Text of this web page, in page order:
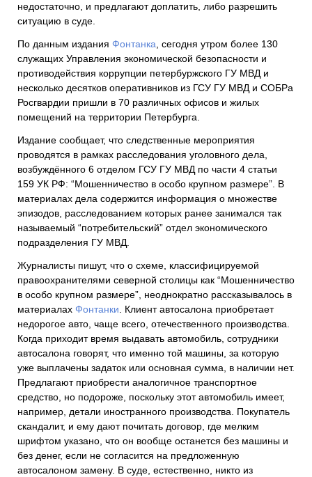
недостаточно, и предлагают доплатить, либо разрешить
ситуацию в суде.
По данным издания Фонтанка, сегодня утром более 130
служащих Управления экономической безопасности и
противодействия коррупции петербуржского ГУ МВД и
несколько десятков оперативников из ГСУ ГУ МВД и СОБРа
Росгвардии пришли в 70 различных офисов и жилых
помещений на территории Петербурга.
Издание сообщает, что следственные мероприятия
проводятся в рамках расследования уголовного дела,
возбуждённого 6 отделом ГСУ ГУ МВД по части 4 статьи
159 УК РФ: “Мошенничество в особо крупном размере”. В
материалах дела содержится информация о множестве
эпизодов, расследованием которых ранее занимался так
называемый “потребительский” отдел экономического
подразделения ГУ МВД.
Журналисты пишут, что о схеме, классифицируемой
правоохранителями северной столицы как “Мошенничество
в особо крупном размере”, неоднократно рассказывалось в
материалах Фонтанки. Клиент автосалона приобретает
недорогое авто, чаще всего, отечественного производства.
Когда приходит время выдавать автомобиль, сотрудники
автосалона говорят, что именно той машины, за которую
уже выплачены задаток или основная сумма, в наличии нет.
Предлагают приобрести аналогичное транспортное
средство, но подороже, поскольку этот автомобиль имеет,
например, детали иностранного производства. Покупатель
скандалит, и ему дают почитать договор, где мелким
шрифтом указано, что он вообще останется без машины и
без денег, если не согласится на предложенную
автосалоном замену. В суде, естественно, никто из